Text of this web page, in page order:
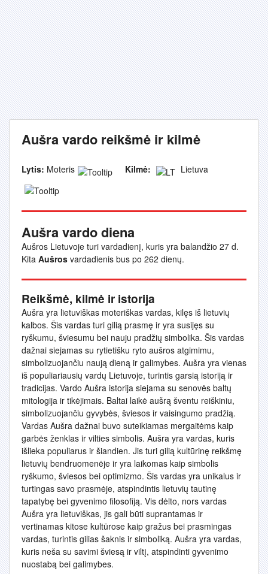
Aušra vardo reikšmė ir kilmė
Lytis: Moteris Kilmė: Lietuva
Aušra vardo diena
Aušros Lietuvoje turi vardadienį, kuris yra balandžio 27 d.
Kita Aušros vardadienis bus po 262 dienų.
Reikšmė, kilmė ir istorija
Aušra yra lietuviškas moteriškas vardas, kilęs iš lietuvių
kalbos. Šis vardas turi gilią prasmę ir yra susijęs su
ryškumu, šviesumu bei nauju pradžių simbolika. Šis vardas
dažnai siejamas su rytietišku ryto aušros atgimimu,
simbolizuojančiu naują dieną ir galimybes. Aušra yra vienas
iš populiariausių vardų Lietuvoje, turintis garsią istoriją ir
tradicijas. Vardo Aušra istorija siejama su senovės baltų
mitologija ir tikėjimais. Baltai laikė aušrą šventu reiškiniu,
simbolizuojančiu gyvybės, šviesos ir vaisingumo pradžią.
Vardas Aušra dažnai buvo suteikiamas mergaitėms kaip
garbės ženklas ir vilties simbolis. Aušra yra vardas, kuris
išlieka populiarus ir šiandien. Jis turi gilią kultūrinę reikšmę
lietuvių bendruomenėje ir yra laikomas kaip simbolis
ryškumo, šviesos bei optimizmo. Šis vardas yra unikalus ir
turtingas savo prasmėje, atspindintis lietuvių tautinę
tapatybę bei gyvenimo filosofiją. Vis dėlto, nors vardas
Aušra yra lietuviškas, jis gali būti suprantamas ir
vertinamas kitose kultūrose kaip gražus bei prasmingas
vardas, turintis gilias šaknis ir simboliką. Aušra yra vardas,
kuris neša su savimi šviesą ir viltį, atspindinti gyvenimo
nuostabą bei galimybes.